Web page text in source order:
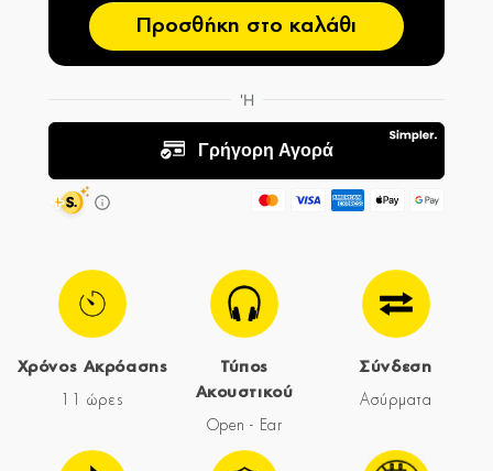
Προσθήκη στο καλάθι
Χρόνος Ακρόασης
11 ώρες
Τύπος
Ακουστικού
Open - Ear
Σύνδεση
Ασύρματα